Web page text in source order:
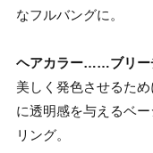
なフルバングに。
ヘアカラー……ブリー
美しく発色させるた
に透明感を与えるベ
リング。